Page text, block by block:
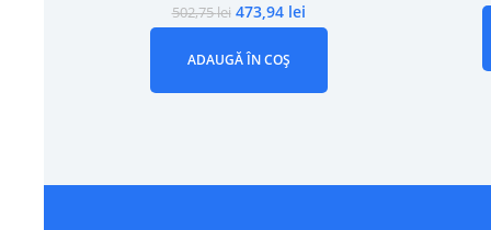
502,75lei 473,94 lei
ADAUGĂ ÎN COȘ